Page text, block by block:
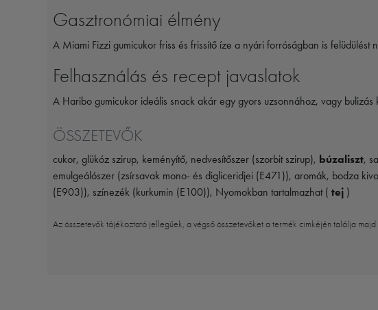
Gasztronómiai élmény
A Miami Fizzi gumicukor friss és frissítő íze a nyári forróságban is
Felhasználás és recept javaslatok
A Haribo gumicukor ideális snack akár egy gyors uzsonnához, vagy bulizás
ÖSSZETEVŐK
cukor, glükóz szirup, keményítő, nedvesítőszer (szorbit szirup), búzaliszt,
emulgeálószer (zsírsavak mono- és digliceridjei (E471)), aromák, bodza
(E903)), színezék (kurkumin (E100)), Nyomokban tartalmazhat ( tej )
Az összetevők tájékoztató jellegűek, a végső összetevőket a termék cimkéjén találja majd